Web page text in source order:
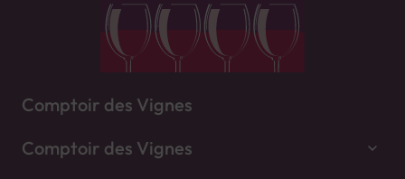
Comptoir des Vignes
Comptoir des Vignes